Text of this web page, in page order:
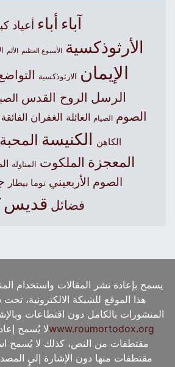
آباءأباء أعياد
الأرثوذكسية الأسبوع العظيم الألم
الإيمان الارثوذكسية التواضع
الرسل الروح القدس الصبر
الصوم الصيام العائلة الغفران الفائقة
الكاهن الكنيسةالمحبة
المعجزة الملكوت المناولة
الصوم الأربعيني توما بيطار
فضائل قديس
يسمح بإعادة نشر المقالات واستخدام
هذا الموقع للشبكة الالكترونية،
المنشورات بالكامل دون اقتطاعات
www.roumortodox.orgلا يُسمح
مقتطفات من النص، كذلك لا يُسمح
مقتطفات منها دون الإشارة إلى المصدر